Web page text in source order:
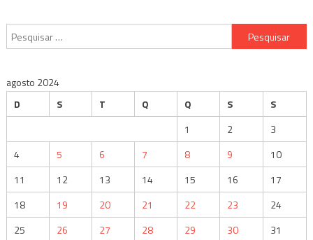
Pesquisar
por:
agosto 2024
D
S T Q Q S
S
1
2
3
4
5 6 7 8 9
10
11
12 13 14 15 16
17
18
19 20 21 22 23
24
25
26 27 28 29 30 31